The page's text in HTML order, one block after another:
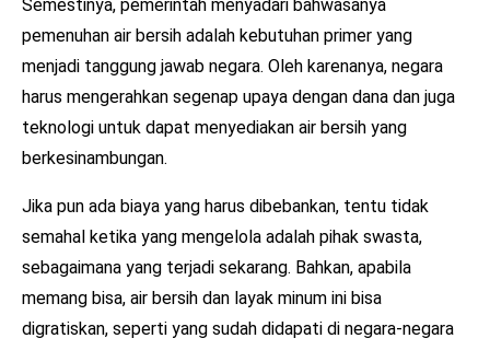
Semestinya, pemerintah menyadari bahwasanya
pemenuhan air bersih adalah kebutuhan primer yang
menjadi tanggung jawab negara. Oleh karenanya, negara
harus mengerahkan segenap upaya dengan dana dan juga
teknologi untuk dapat menyediakan air bersih yang
berkesinambungan.
Jika pun ada biaya yang harus dibebankan, tentu tidak
semahal ketika yang mengelola adalah pihak swasta,
sebagaimana yang terjadi sekarang. Bahkan, apabila
memang bisa, air bersih dan layak minum ini bisa
digratiskan, seperti yang sudah didapati di negara-negara